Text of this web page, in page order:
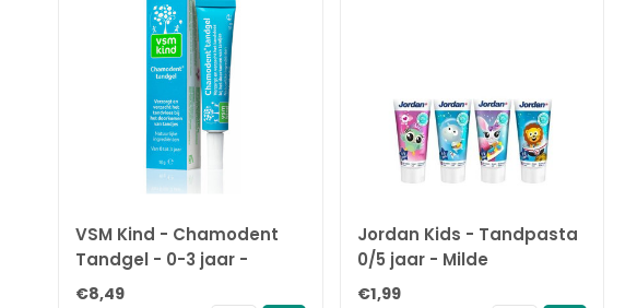
VSM Kind - Chamodent
Tandgel - 0-3 jaar -
Natuurlijke ingrediënten
€8,49
Jordan Kids - Tandpasta
0/5 jaar - Milde
Fruitsmaak - 50ml
€1,99